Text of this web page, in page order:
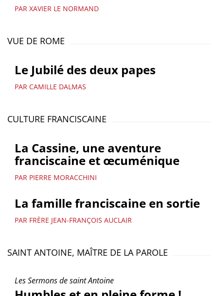
PAR XAVIER LE NORMAND
VUE DE ROME
Le Jubilé des deux papes
PAR CAMILLE DALMAS
CULTURE FRANCISCAINE
La Cassine, une aventure
franciscaine et œcuménique
PAR PIERRE MORACCHINI
La famille franciscaine en sortie
PAR FRÈRE JEAN-FRANÇOIS AUCLAIR
SAINT ANTOINE, MAÎTRE DE LA PAROLE
Les Sermons de saint Antoine